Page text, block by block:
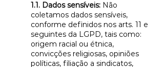
1.1. Dados sensíveis: Não
coletamos dados sensíveis,
conforme definidos nos arts. 11 e
seguintes da LGPD, tais como:
origem racial ou étnica,
convicções religiosas, opiniões
políticas, filiação a sindicatos,